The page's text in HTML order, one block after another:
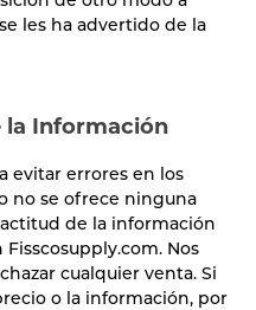
les ha advertido de la
la Información
evitar errores en los
no se ofrece ninguna
de la información
Nos
cualquier venta. Si
o la información, por